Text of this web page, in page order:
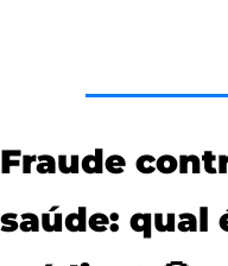
Fraude
saúde: qual